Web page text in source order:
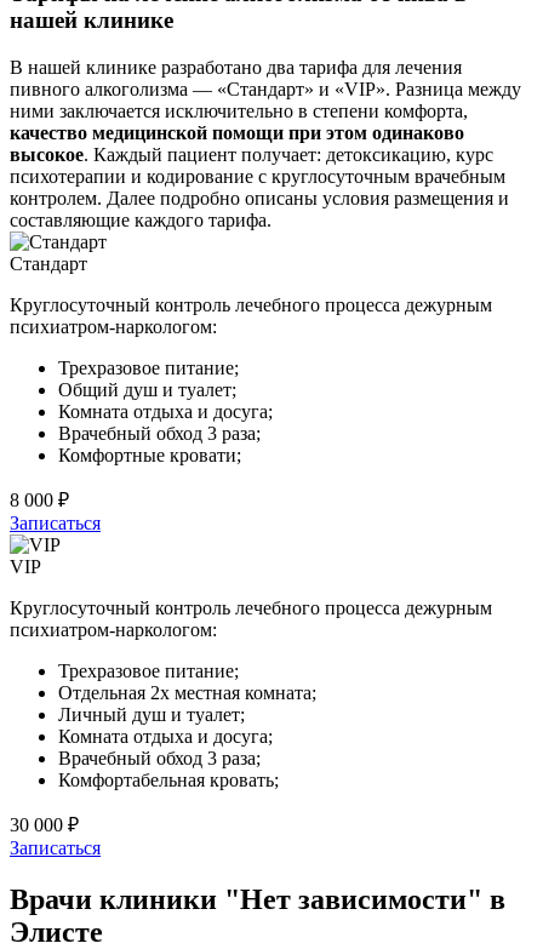
нашей клинике
В нашей клинике разработано два тарифа для лечения
пивного алкоголизма — «Стандарт» и «VIP». Разница между
ними заключается исключительно в степени комфорта,
качество медицинской помощи при этом одинаково
высокое. Каждый пациент получает: детоксикацию, курс
психотерапии и кодирование с круглосуточным врачебным
контролем. Далее подробно описаны условия размещения и
составляющие каждого тарифа.
Стандарт
Круглосуточный контроль лечебного процесса дежурным
психиатром-наркологом:
Трехразовое питание;
Общий душ и туалет;
Комната отдыха и досуга;
Врачебный обход 3 раза;
Комфортные кровати;
8 000 ₽
Записаться
VIP
Круглосуточный контроль лечебного процесса дежурным
психиатром-наркологом:
Трехразовое питание;
Отдельная 2х местная комната;
Личный душ и туалет;
Комната отдыха и досуга;
Врачебный обход 3 раза;
Комфортабельная кровать;
30 000 ₽
Записаться
Врачи клиники "Нет зависимости" в
Элисте